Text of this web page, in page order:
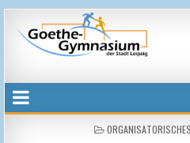
Goethegymnasium
POSTED
ORGANISATORISCHES